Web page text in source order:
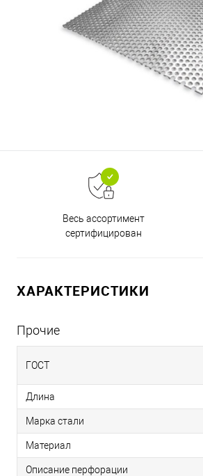
Весь ассортимент
сертифицирован
ХАРАКТЕРИСТИКИ
Прочие
ГОСТ
Длина
Марка стали
Материал
Описание перфорации